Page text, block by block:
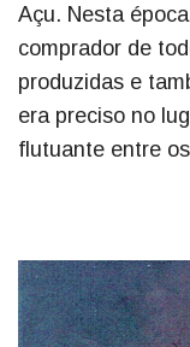
Açu. Nesta
comprador de
produzidas e
era preciso no
flutuante entre